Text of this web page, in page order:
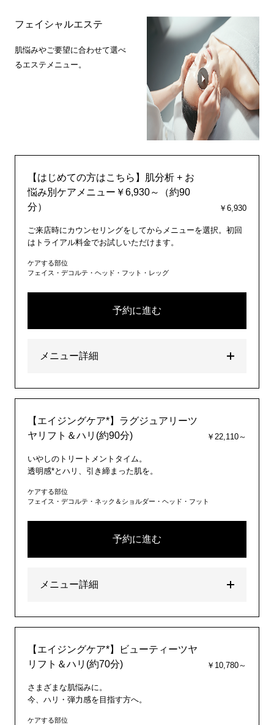
フェイシャルエステ
肌悩みやご要望に合わせて選べ
るエステメニュー。
【はじめての方はこちら】肌分析 + お
悩み別ケアメニュー￥6,930～（約90
分）
￥6,930
ご来店時にカウンセリングをしてからメニューを選択。初回
はトライアル料金でお試しいただけます。
ケアする部位
フェイス・デコルテ・ヘッド・フット・レッグ
予約に進む
メニュー詳細
【エイジングケア*】ラグジュアリーツ
ヤリフト＆ハリ(約90分)
￥22,110～
いやしのトリートメントタイム。
透明感*とハリ、引き締まった肌を。
ケアする部位
フェイス・デコルテ・ネック＆ショルダー・ヘッド・フット
予約に進む
メニュー詳細
【エイジングケア*】ビューティーツヤ
リフト＆ハリ(約70分)
￥10,780～
さまざまな肌悩みに。
今、ハリ・弾力感を目指す方へ。
ケアする部位